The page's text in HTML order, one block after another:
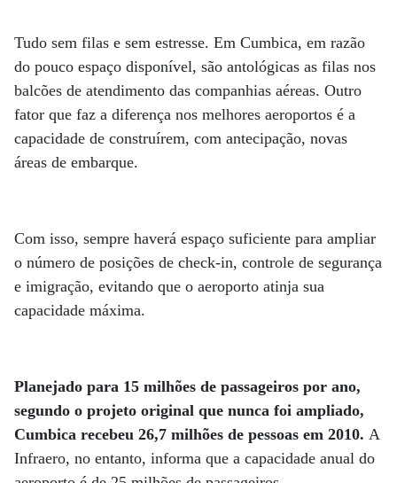
Tudo sem filas e sem estresse. Em Cumbica, em razão
do pouco espaço disponível, são antológicas as filas nos
balcões de atendimento das companhias aéreas. Outro
fator que faz a diferença nos melhores aeroportos é a
capacidade de construírem, com antecipação, novas
áreas de embarque.
Com isso, sempre haverá espaço suficiente para ampliar
o número de posições de check-in, controle de segurança
e imigração, evitando que o aeroporto atinja sua
capacidade máxima.
Planejado para 15 milhões de passageiros por ano,
segundo o projeto original que nunca foi ampliado,
Cumbica recebeu 26,7 milhões de pessoas em 2010. A
Infraero, no entanto, informa que a capacidade anual do